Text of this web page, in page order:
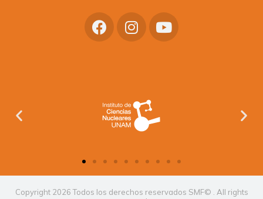
Copyright 2026 Todos los derechos reservados SMF© . All rights